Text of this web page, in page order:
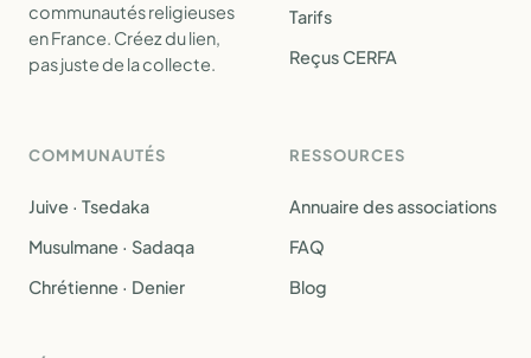
communautés religieuses
en France. Créez du lien,
pas juste de la collecte.
Tarifs
Reçus CERFA
COMMUNAUTÉS
Juive · Tsedaka
Musulmane · Sadaqa
Chrétienne · Denier
RESSOURCES
Annuaire des associations
FAQ
Blog